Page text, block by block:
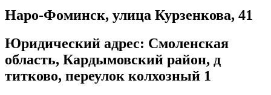
Наро-Фоминск, улица Курзенкова, 41
Юридический адрес: Смоленская
область, Кардымовский район, д
титково, переулок колхозный 1